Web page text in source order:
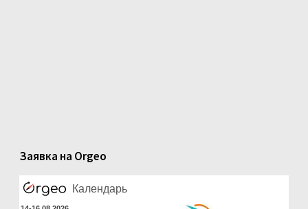
Заявка на Orgeo